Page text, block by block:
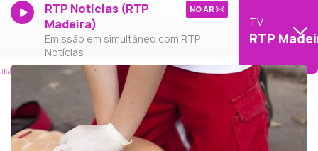
RTP Notícias (RTP
Madeira)
Emissão em simultâneo com RTP
Notícias
NO AR
TV
RTP